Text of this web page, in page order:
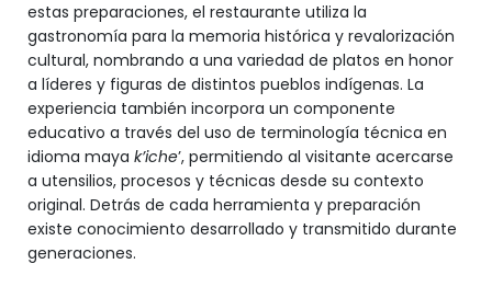
estas preparaciones, el restaurante utiliza la
gastronomía para la memoria histórica y revalorización
cultural, nombrando a una variedad de platos en honor
a líderes y figuras de distintos pueblos indígenas. La
experiencia también incorpora un componente
educativo a través del uso de terminología técnica en
idioma maya k’iche’, permitiendo al visitante acercarse
a utensilios, procesos y técnicas desde su contexto
original. Detrás de cada herramienta y preparación
existe conocimiento desarrollado y transmitido durante
generaciones.